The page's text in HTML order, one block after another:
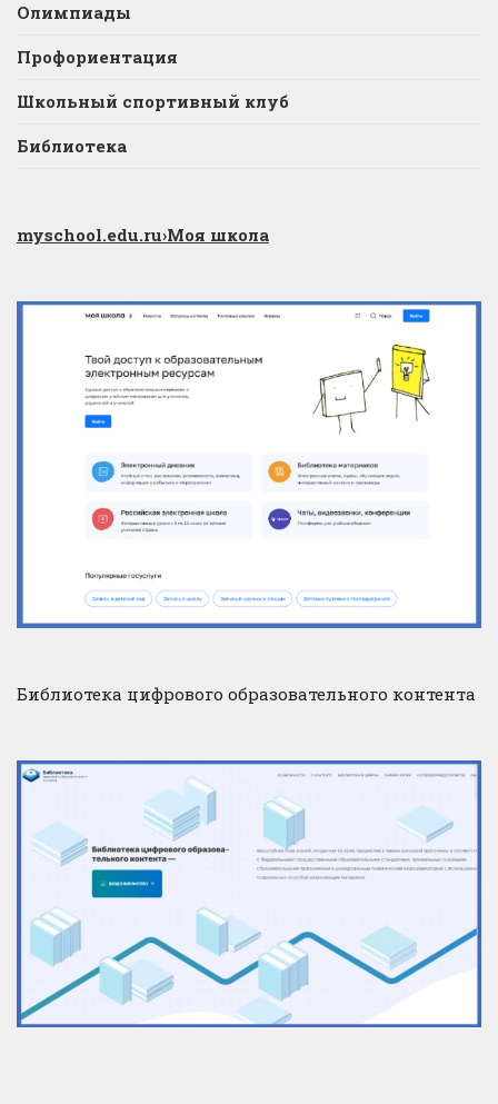
Олимпиады
Профориентация
Школьный спортивный клуб
Библиотека
myschool.edu.ru›Моя школа
Библиотека цифрового образовательного контента